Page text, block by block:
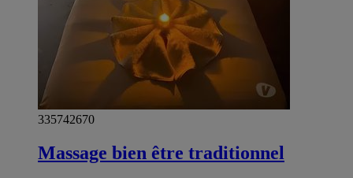
335742670
Massage bien être traditionnel